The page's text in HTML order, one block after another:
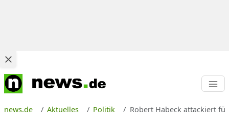
news.de Aktuelles Politik Robert Habeck attackiert